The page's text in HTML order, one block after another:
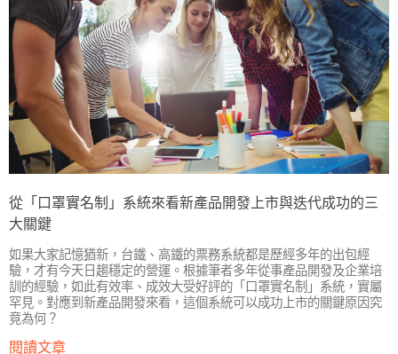
從「口罩實名制」系統來看新產品開發上市與迭代成功的三
大關鍵
如果大家記憶猶新，台鐵、高鐵的票務系統都是歷經多年的出包經
驗，才有今天日趨穩定的營運。根據筆者多年從事產品開發及企業培
訓的經驗，如此有效率、成效大受好評的「口罩實名制」系統，實屬
罕見。對應到新產品開發來看，這個系統可以成功上市的關鍵原因究
竟為何？
閱讀文章